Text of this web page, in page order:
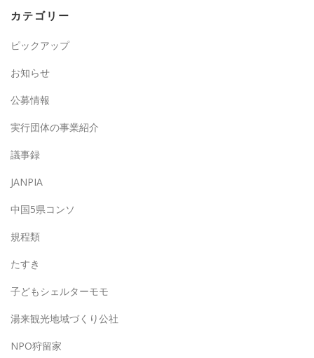
カテゴリー
ピックアップ
お知らせ
公募情報
実行団体の事業紹介
議事録
JANPIA
中国5県コンソ
規程類
たすき
子どもシェルターモモ
湯来観光地域づくり公社
NPO狩留家